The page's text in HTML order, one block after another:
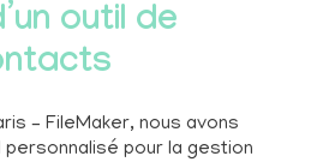
outil de
– FileMaker, nous avons
personnalisé pour la gestion